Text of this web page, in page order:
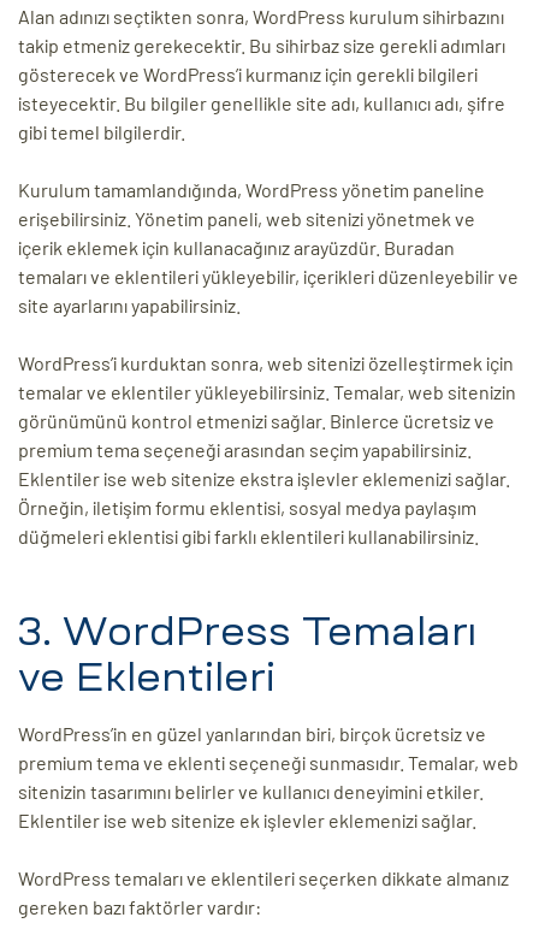
Alan adınızı seçtikten sonra, WordPress kurulum sihirbazını
takip etmeniz gerekecektir. Bu sihirbaz size gerekli adımları
gösterecek ve WordPress’i kurmanız için gerekli bilgileri
isteyecektir. Bu bilgiler genellikle site adı, kullanıcı adı, şifre
gibi temel bilgilerdir.
Kurulum tamamlandığında, WordPress yönetim paneline
erişebilirsiniz. Yönetim paneli, web sitenizi yönetmek ve
içerik eklemek için kullanacağınız arayüzdür. Buradan
temaları ve eklentileri yükleyebilir, içerikleri düzenleyebilir ve
site ayarlarını yapabilirsiniz.
WordPress’i kurduktan sonra, web sitenizi özelleştirmek için
temalar ve eklentiler yükleyebilirsiniz. Temalar, web sitenizin
görünümünü kontrol etmenizi sağlar. Binlerce ücretsiz ve
premium tema seçeneği arasından seçim yapabilirsiniz.
Eklentiler ise web sitenize ekstra işlevler eklemenizi sağlar.
Örneğin, iletişim formu eklentisi, sosyal medya paylaşım
düğmeleri eklentisi gibi farklı eklentileri kullanabilirsiniz.
3. WordPress Temaları
ve Eklentileri
WordPress’in en güzel yanlarından biri, birçok ücretsiz ve
premium tema ve eklenti seçeneği sunmasıdır. Temalar, web
sitenizin tasarımını belirler ve kullanıcı deneyimini etkiler.
Eklentiler ise web sitenize ek işlevler eklemenizi sağlar.
WordPress temaları ve eklentileri seçerken dikkate almanız
gereken bazı faktörler vardır: